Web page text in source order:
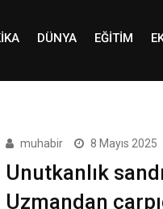
DÜNYA EĞITIM
muhabir 8 Mayıs 2025
Unutkanlık
Uzmandan